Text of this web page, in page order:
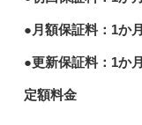
●月額保証料：1か
●更新保証料：1か
定額料金